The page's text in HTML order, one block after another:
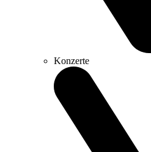
Konzerte